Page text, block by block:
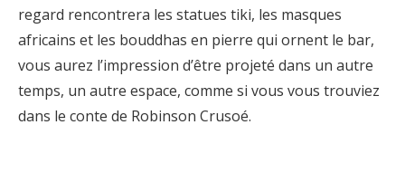
regard rencontrera les statues tiki, les masques
africains et les bouddhas en pierre qui ornent le bar,
vous aurez l’impression d’être projeté dans un autre
temps, un autre espace, comme si vous vous trouviez
dans le conte de Robinson Crusoé.